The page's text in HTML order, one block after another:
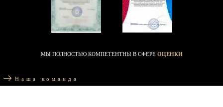
МЫ ПОЛНОСТЬЮ КОМПЕТЕНТНЫ В СФЕРЕ ОЦЕНКИ
Наша команда